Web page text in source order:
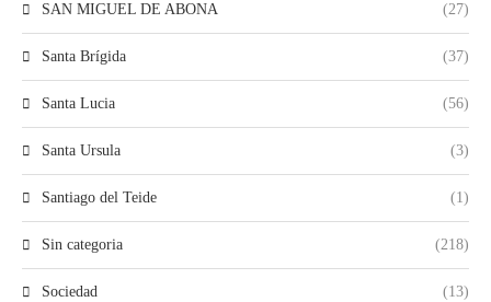
SAN MIGUEL DE ABONA (27)
Santa Brígida (37)
Santa Lucia (56)
Santa Ursula (3)
Santiago del Teide (1)
Sin categoria (218)
Sociedad (13)